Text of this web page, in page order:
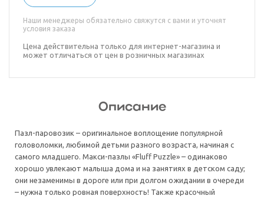
Наши менеджеры обязательно свяжутся с вами и уточнят
условия заказа
Цена действительна только для интернет-магазина и
может отличаться от цен в розничных магазинах
Описание
Пазл-паровозик – оригинальное воплощение популярной
головоломки, любимой детьми разного возраста, начиная с
самого младшего. Макси-пазлы «Fluff Puzzle» – одинаково
хорошо увлекают малыша дома и на занятиях в детском саду;
они незаменимы в дороге или при долгом ожидании в очереди
– нужна только ровная поверхность! Также красочный